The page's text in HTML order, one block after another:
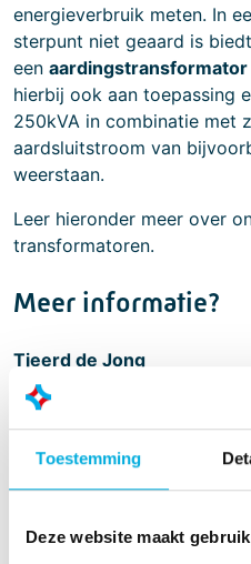
Toestemming
Deze website maakt
energieverbruik meten. In
sterpunt niet geaard is biedt
een aardingstransformator
hierbij ook aan toepassing
250kVA in combinatie met
aardsluitstroom van
weerstaan.
Leer hieronder meer over
transformatoren.
Meer informatie?
Tjeerd de Jong
Accountmanager